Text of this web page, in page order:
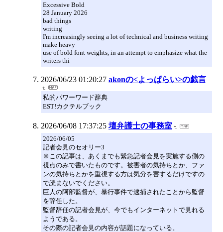
Excessive Bold
28 January 2026
bad things
writing
I'm increasingly seeing a lot of technical and business writing
make heavy
use of bold font weights, in an attempt to emphasize what the
writers thi
2026/06/23 01:20:27 akonの<よっぱらい>の戯言
私的パワーワード辞典
EST!カクテルブック
2026/06/08 17:37:25 壇弁護士の事務室
2026/06/05
記者会見のセオリー3
※この記事は、あくまでも緊急記者会見を実施する側の
視点のみで書いたものです。被害者の気持ちとか、ファ
ンの気持ちとかを重視する方は気分を害するだけですの
で読まないでください。
巨人の阿部監督が、暴行事件で逮捕されたことから監督
を辞任した。
監督辞任の記者会見が、今でもインターネットで見れる
ようである。
その際の記者会見の内容が話題になっている。